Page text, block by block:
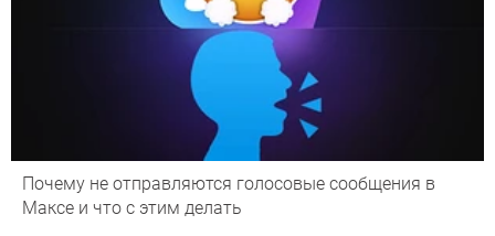
Почему не отправляются голосовые сообщения в
Максе и что с этим делать